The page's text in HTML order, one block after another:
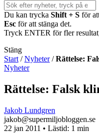
Du kan trycka Shift + S för
Esc för att stänga det.
Tryck ENTER för fler
Stäng
Start /Nyheter/Rättelse:
Nyheter
Rättelse: Falsk
Jakob Lundgren
jakob@supermiljobloggen.se
22 jan 2011 • Lästid: 1 min